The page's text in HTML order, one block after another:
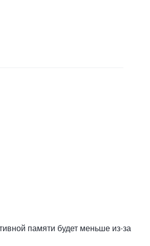
памяти будет меньше из-за